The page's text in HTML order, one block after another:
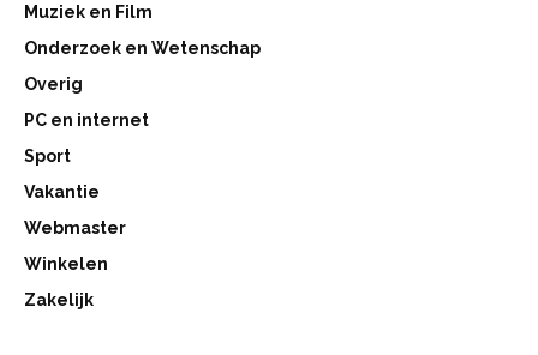
Muziek en Film
Onderzoek en Wetenschap
Overig
PC en internet
Sport
Vakantie
Webmaster
Winkelen
Zakelijk